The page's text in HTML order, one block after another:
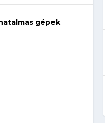
dönti
gépek